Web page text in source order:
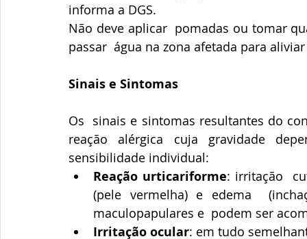
informa a DGS.
Não deve aplicar  pomadas ou tomar
passar  água na zona afetada para
Sinais e Sintomas
Os  sinais e sintomas resultantes do
reação alérgica cuja gravidade
sensibilidade individual:
Reação urticariforme: irritação
(pele vermelha) e edema
maculopapulares e  podem ser
Irritação ocular: em tudo